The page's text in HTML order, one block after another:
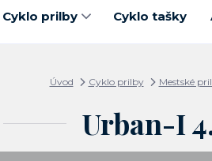
Cyklo prilby Cyklo tašky
Úvod Cyklo prilby Mestské
Urban-I